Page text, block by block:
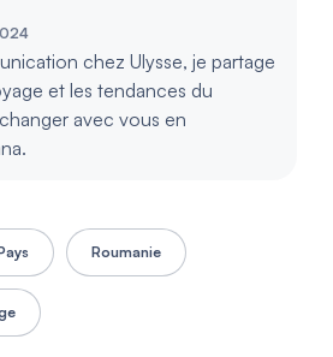
chez Ulysse, je partage
et les tendances du
avec vous en
Roumanie